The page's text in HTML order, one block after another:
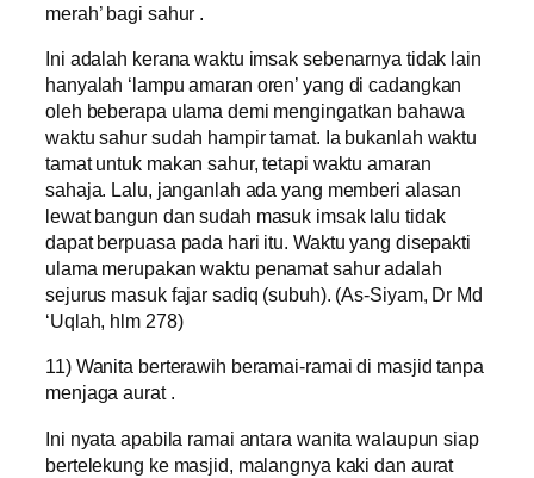
merah’ bagi sahur .
Ini adalah kerana waktu imsak sebenarnya tidak lain
hanyalah ‘lampu amaran oren’ yang di cadangkan
oleh beberapa ulama demi mengingatkan bahawa
waktu sahur sudah hampir tamat. Ia bukanlah waktu
tamat untuk makan sahur, tetapi waktu amaran
sahaja. Lalu, janganlah ada yang memberi alasan
lewat bangun dan sudah masuk imsak lalu tidak
dapat berpuasa pada hari itu. Waktu yang disepakti
ulama merupakan waktu penamat sahur adalah
sejurus masuk fajar sadiq (subuh). (As-Siyam, Dr Md
‘Uqlah, hlm 278)
11) Wanita berterawih beramai-ramai di masjid tanpa
menjaga aurat .
Ini nyata apabila ramai antara wanita walaupun siap
bertelekung ke masjid, malangnya kaki dan aurat